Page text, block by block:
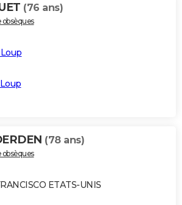
(76 ans)
(78 ans)
ETATS-UNIS